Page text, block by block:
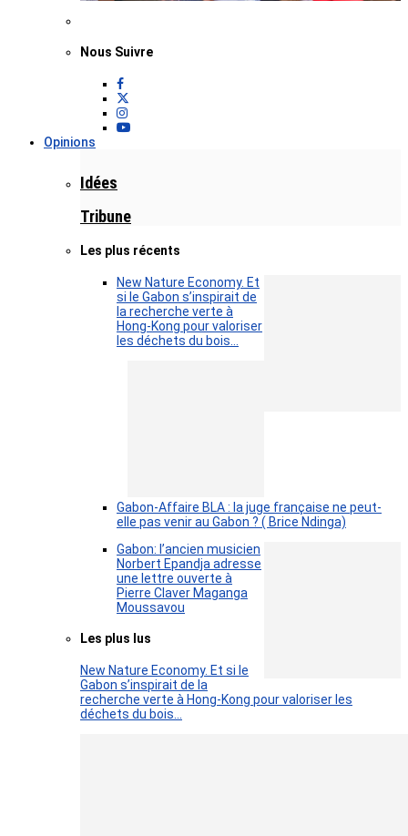
Nous Suivre
Opinions
Idées
Tribune
Les plus récents
New Nature Economy. Et
si le Gabon s’inspirait de
la recherche verte à
Hong-Kong pour valoriser
les déchets du bois…
Gabon-Affaire BLA : la juge française ne peut-
elle pas venir au Gabon ? ( Brice Ndinga)
Gabon: l’ancien musicien
Norbert Epandja adresse
une lettre ouverte à
Pierre Claver Maganga
Moussavou
Les plus lus
New Nature Economy. Et si le
Gabon s’inspirait de la
recherche verte à Hong-Kong pour valoriser les
déchets du bois…